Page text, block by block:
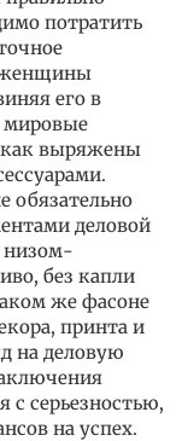
потратить
женщины
его в
мировые
как выряжены
обязательно
деловой
низом-
без капли
же фасоне
принта и
на деловую
с серьезностью,
на успех.